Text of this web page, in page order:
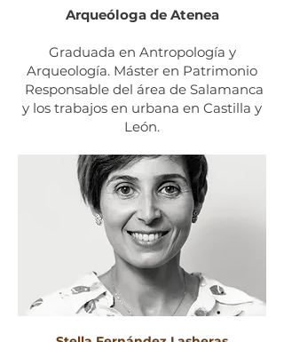
Arqueóloga de Atenea
Graduada en Antropología y
Arqueología. Máster en Patrimonio
Responsable del área de Salamanca
y los trabajos en urbana en Castilla y
León.